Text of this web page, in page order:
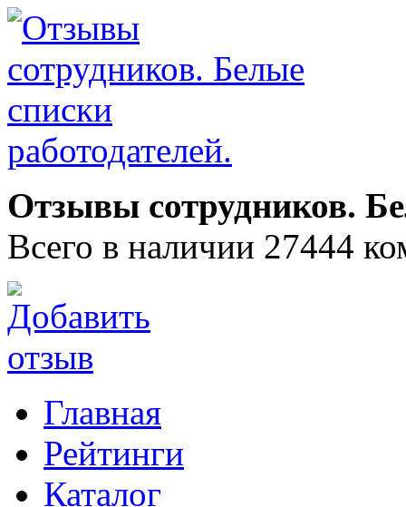
Отзывы сотрудников.
Всего в наличии 27444
Главная
Рейтинги
Каталог